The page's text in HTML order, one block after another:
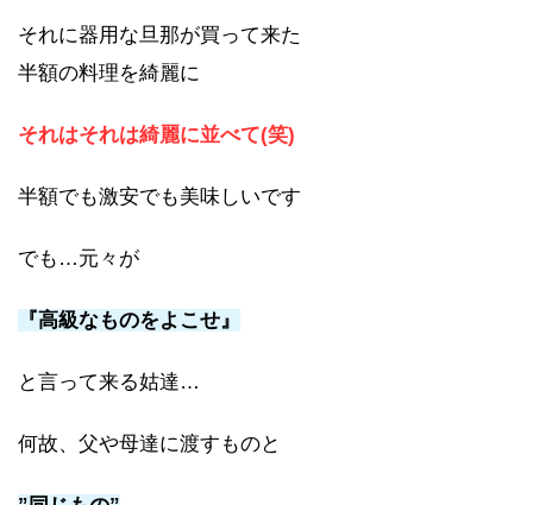
それに器用な旦那が買って来た
半額の料理を綺麗に
それはそれは綺麗に並べて(笑)
半額でも激安でも美味しいです
でも…元々が
『高級なものをよこせ』
と言って来る姑達…
何故、父や母達に渡すものと